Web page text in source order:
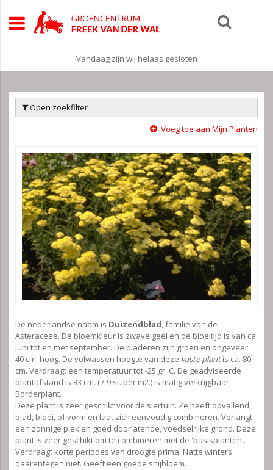
Vandaag zijn wij helaas gesloten
Open zoekfilter
Voeg toe aan Mijn Planten
De nederlandse naam is Duizendblad, familie van de
Asteraceae. De bloemkleur is zwavelgeel en de bloeitijd is van ca.
juni tot en met september. De bladeren zijn groen en ongeveer
40 cm. hoog. De volwassen hoogte van deze vaste plantis ca. 80
cm. Verdraagt een temperatuur tot -25 gr. C. De geadviseerde
plantafstand is 33 cm. (7-9 st. per m2.) Is matig verkrijgbaar.
Borderplant.
Deze plant is zeer geschikt voor de siertuin. Ze heeft opvallend
blad, bloei, of vorm en laat zich eenvoudig combineren. Verlangt
een zonnige plek en goed doorlatende, voedselrijke grond. Deze
plant is zeer geschikt om te combineren met de 'basisplanten'.
Verdraagt korte periodes van droogte prima. Natte winters
daarentegen niet. Geeft een goede snijbloem.